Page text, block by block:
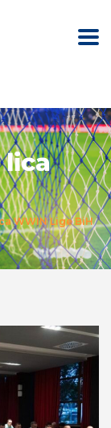
lica
WWIN Lige BiH